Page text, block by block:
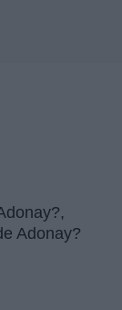
Adonay?